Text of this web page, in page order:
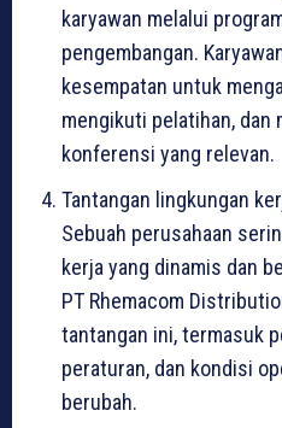
karyawan melalui
pengembangan.
kesempatan untuk
mengikuti pelatihan, dan
konferensi yang relevan.
Tantangan lingkungan
Sebuah perusahaan
kerja yang dinamis dan
PT Rhemacom
tantangan ini, termasuk
peraturan, dan kondisi
berubah.